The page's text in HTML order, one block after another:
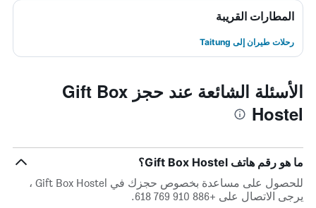
المطارات القريبة
رحلات طيران إلى Taitung
الأسئلة الشائعة عند حجز Gift Box
Hostel
ما هو رقم هاتف Gift Box Hostel؟
للحصول على مساعدة بخصوص حجزك في Gift Box Hostel ،
يرجى الاتصال على +886 910 769 618.